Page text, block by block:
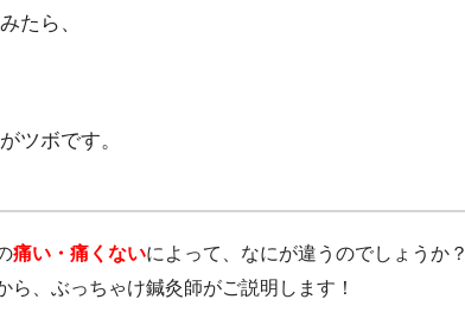
たら、
ツボです。
痛い・痛くないによって、なにが違うのでしょうか？
ら、ぶっちゃけ鍼灸師がご説明します！